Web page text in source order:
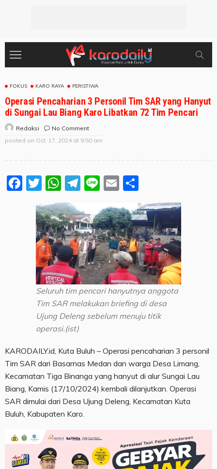
FOKUS KARO RAYA PERISTIWA
Operasi Pencaharian 3 Personil Tim SAR yang Hanyut
di Sungai Lau Biang Karo Libatkan 72 Tim Pencari
Redaksi
No Comment
posted on Oct. 17, 2024 at 9:50 am
Facebook
Twitter
WhatsApp
Telegram
LineEmail
Seluruh tim pencari hanyutnya anggota
Tim SAR melakukan briefing di desa
Ujung Deleng sebelum menuju titik
operasi.(ist)
KARODAILY.id, Kuta Buluh – Operasi pencaharian 3 personil
Tim SAR dari Basarnas Medan dan warga Desa Limang,
Kecamatan Tiga Binanga yang hanyut di alur Sungai Lau
Biang, Kamis (17/10/2024) kembali dilanjutkan. Operasi
SAR dimulai dari Desa Ujung Deleng, Kecamatan Kuta
Buluh, Kabupaten Karo.